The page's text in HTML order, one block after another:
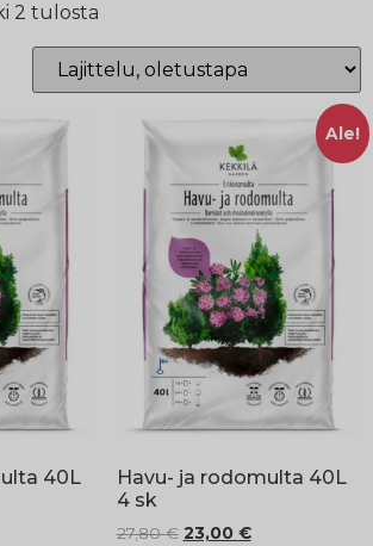
2 tulosta
40L
Ale!
Havu- ja rodomulta 40L
4 sk
27,80€ 23,00 €